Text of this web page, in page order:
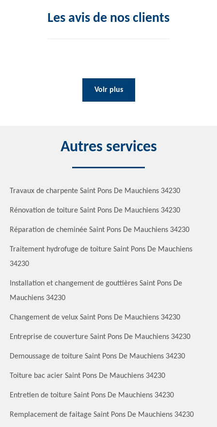
Les avis de nos clients
Voir plus
Autres services
Travaux de charpente Saint Pons De Mauchiens 34230
Rénovation de toiture Saint Pons De Mauchiens 34230
Réparation de cheminée Saint Pons De Mauchiens 34230
Traitement hydrofuge de toiture Saint Pons De Mauchiens
34230
Installation et changement de gouttières Saint Pons De
Mauchiens 34230
Changement de velux Saint Pons De Mauchiens 34230
Entreprise de couverture Saint Pons De Mauchiens 34230
Demoussage de toiture Saint Pons De Mauchiens 34230
Toiture bac acier Saint Pons De Mauchiens 34230
Entretien de toiture Saint Pons De Mauchiens 34230
Remplacement de faitage Saint Pons De Mauchiens 34230